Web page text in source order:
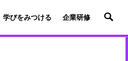
学びをみつける 企業研修